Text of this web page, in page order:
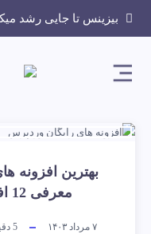
بیزینس تا جایی رشد
بهترین افزونه
معرفی 12 افزونه وردپرس رایگان
۷ مرداد ۱۴۰۳ 5